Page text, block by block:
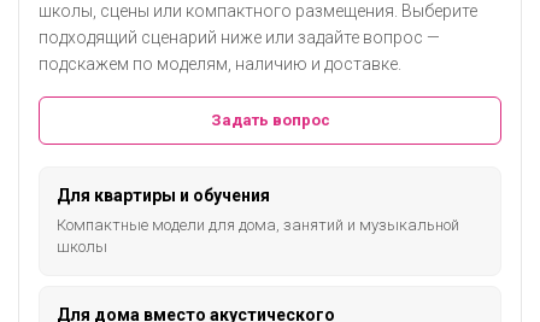
школы, сцены или компактного размещения. Выберите
подходящий сценарий ниже или задайте вопрос —
подскажем по моделям, наличию и доставке.
Задать вопрос
Для квартиры и обучения
Компактные модели для дома, занятий и музыкальной
школы
Для дома вместо акустического